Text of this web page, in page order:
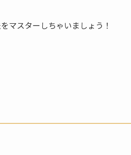
マスターしちゃいましょう！